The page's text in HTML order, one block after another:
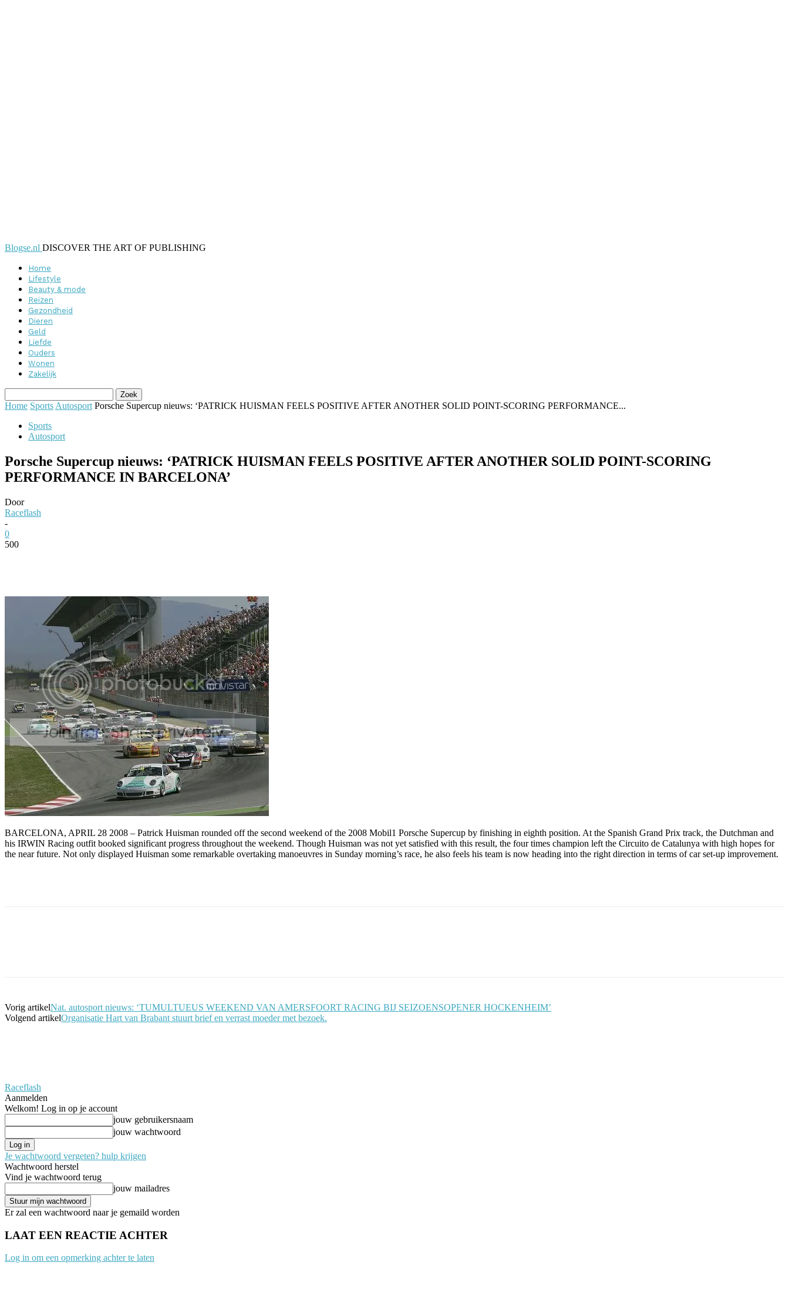
Blogse.nl DISCOVER THE ART OF PUBLISHING
Home
Lifestyle
Beauty & mode
Reizen
Gezondheid
Dieren
Geld
Liefde
Ouders
Wonen
Zakelijk
Home Sports Autosport Porsche Supercup nieuws: ‘PATRICK HUISMAN FEELS POSITIVE AFTER ANOTHER SOLID POINT-SCORING PERFORMANCE...
Sports
Autosport
Porsche Supercup nieuws: ‘PATRICK HUISMAN FEELS POSITIVE AFTER ANOTHER SOLID POINT-SCORING
PERFORMANCE IN BARCELONA’
Door
Raceflash
-
0
500
BARCELONA, APRIL 28 2008 – Patrick Huisman rounded off the second weekend of the 2008 Mobil1 Porsche Supercup by finishing in eighth position. At the Spanish Grand Prix track, the Dutchman and
his IRWIN Racing outfit booked significant progress throughout the weekend. Though Huisman was not yet satisfied with this result, the four times champion left the Circuito de Catalunya with high hopes for
the near future. Not only displayed Huisman some remarkable overtaking manoeuvres in Sunday morning’s race, he also feels his team is now heading into the right direction in terms of car set-up improvement.
Vorig artikelNat. autosport nieuws: ‘TUMULTUEUS WEEKEND VAN AMERSFOORT RACING BIJ SEIZOENSOPENER HOCKENHEIM’
Volgend artikelOrganisatie Hart van Brabant stuurt brief en verrast moeder met bezoek.
Raceflash
Aanmelden
Welkom! Log in op je account
jouw gebruikersnaam
jouw wachtwoord
Je wachtwoord vergeten? hulp krijgen
Wachtwoord herstel
Vind je wachtwoord terug
jouw mailadres
Er zal een wachtwoord naar je gemaild worden
LAAT EEN REACTIE ACHTER
Log in om een opmerking achter te laten